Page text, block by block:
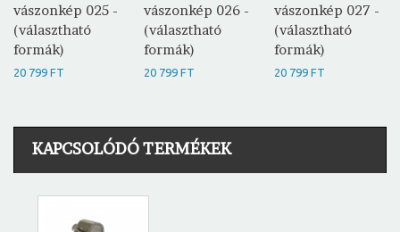
vászonkép 025 -
(választható
formák)
20 799 FT
vászonkép 026 -
(választható
formák)
20 799 FT
vászonkép 027 -
(választható
formák)
20 799 FT
KAPCSOLÓDÓ TERMÉKEK